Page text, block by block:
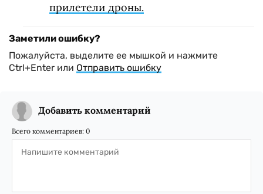
прилетели дроны.
Заметили ошибку?
Пожалуйста, выделите ее мышкой и нажмите
Ctrl+Enter или Отправить ошибку
Добавить комментарий
Всего комментариев: 0